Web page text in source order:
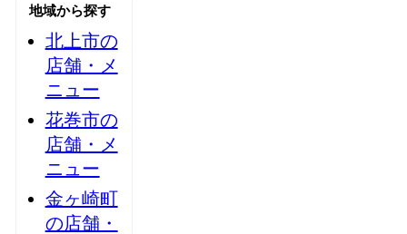
地域から探す
北上市の
店舗・メ
ニュー
花巻市の
店舗・メ
ニュー
金ヶ崎町
の店舗・